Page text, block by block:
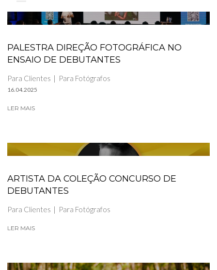
PALESTRA DIREÇÃO FOTOGRÁFICA NO
ENSAIO DE DEBUTANTES
Para Clientes Para Fotógrafos
16.04.2025
LER MAIS
ARTISTA DA COLEÇÃO CONCURSO DE
DEBUTANTES
Para Clientes Para Fotógrafos
LER MAIS